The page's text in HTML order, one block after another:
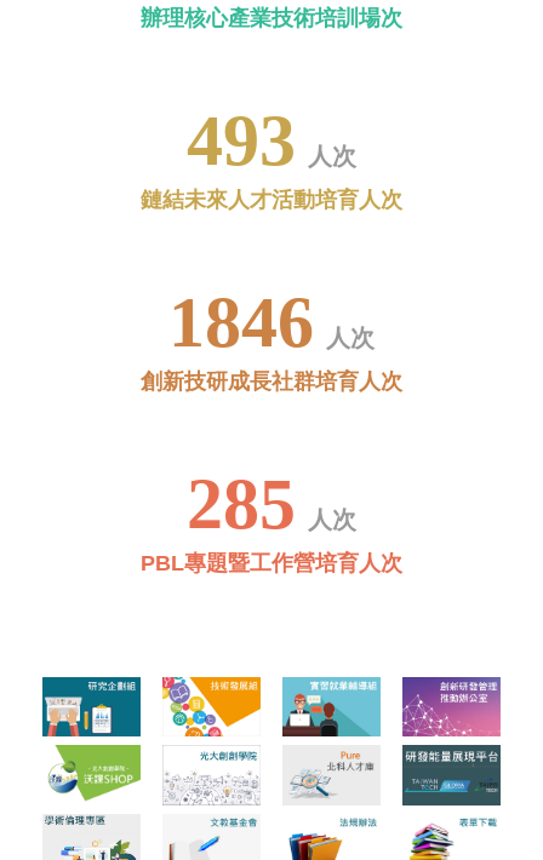
辦理核心產業技術培訓場次
510 人次
鏈結未來人才活動培育人次
1910 人次
創新技研成長社群培育人次
295 人次
PBL專題暨工作營培育人次